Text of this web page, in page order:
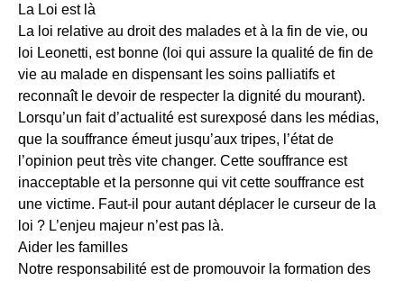
La Loi est là
La loi relative au droit des malades et à la fin de vie, ou
loi Leonetti, est bonne (loi qui assure la qualité de fin de
vie au malade en dispensant les soins palliatifs et
reconnaît le devoir de respecter la dignité du mourant).
Lorsqu’un fait d’actualité est surexposé dans les médias,
que la souffrance émeut jusqu’aux tripes, l’état de
l’opinion peut très vite changer. Cette souffrance est
inacceptable et la personne qui vit cette souffrance est
une victime. Faut-il pour autant déplacer le curseur de la
loi ? L’enjeu majeur n’est pas là.
Aider les familles
Notre responsabilité est de promouvoir la formation des